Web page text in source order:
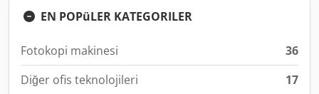
EN POPüLER KATEGORILER
Fotokopi makinesi
36
Diğer ofis teknolojileri
17